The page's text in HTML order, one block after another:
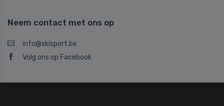
Neem contact met ons op
info@skisport.be
Volg ons op Facebook